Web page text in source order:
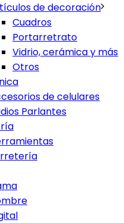
de decoración
Cuadros
Portarretrato
Vidrio, cerámica y más
Otros
de celulares
Parlantes